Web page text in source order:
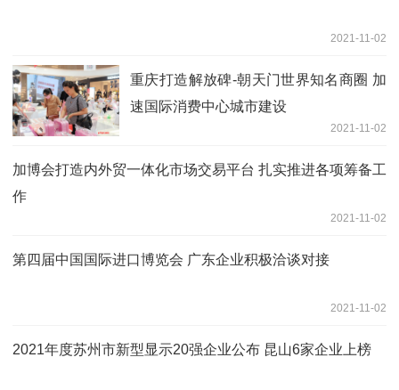
2021-11-02
重庆打造解放碑-朝天门世界知名商圈 加
速国际消费中心城市建设
2021-11-02
加博会打造内外贸一体化市场交易平台 扎实推进各项筹备工
作
2021-11-02
第四届中国国际进口博览会 广东企业积极洽谈对接
2021-11-02
2021年度苏州市新型显示20强企业公布 昆山6家企业上榜